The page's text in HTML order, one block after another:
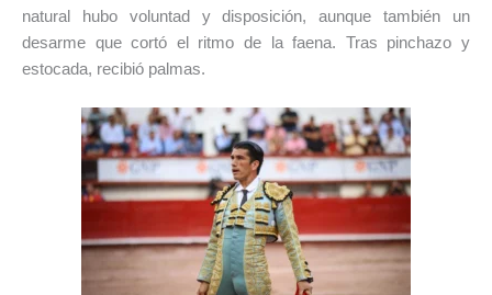
natural hubo voluntad y disposición, aunque también un
desarme que cortó el ritmo de la faena. Tras pinchazo y
estocada, recibió palmas.